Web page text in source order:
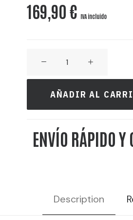
169,90€ IVA incluido
Spirit)
-
40%
AÑADIR AL
ENVÍO RÁPIDO Y
Description